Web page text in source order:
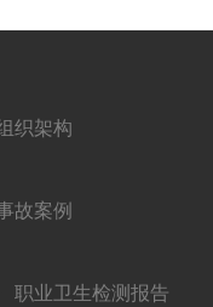
织架构
故案例
职业卫生检测报告